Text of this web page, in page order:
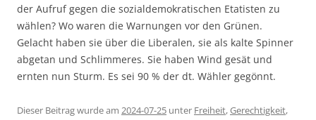
der Aufruf gegen die sozialdemokratischen Etatisten zu
wählen? Wo waren die Warnungen vor den Grünen.
Gelacht haben sie über die Liberalen, sie als kalte Spinner
abgetan und Schlimmeres. Sie haben Wind gesät und
ernten nun Sturm. Es sei 90 % der dt. Wähler gegönnt.
Dieser Beitrag wurde am 2024-07-25 unter Freiheit,Gerechtigkeit,